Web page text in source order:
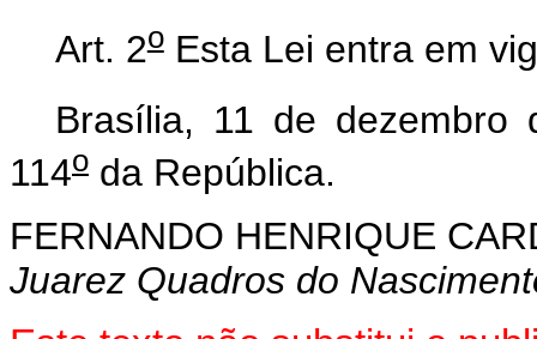
Art. 2oEsta Lei entra em
Brasília, 11 de dezembro
114o da República.
FERNANDO HENRIQUE
Juarez Quadros do